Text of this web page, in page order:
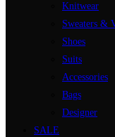
Knitwear
Sweaters &
Shoes
Suits
Accessories
Bags
Designer
SALE